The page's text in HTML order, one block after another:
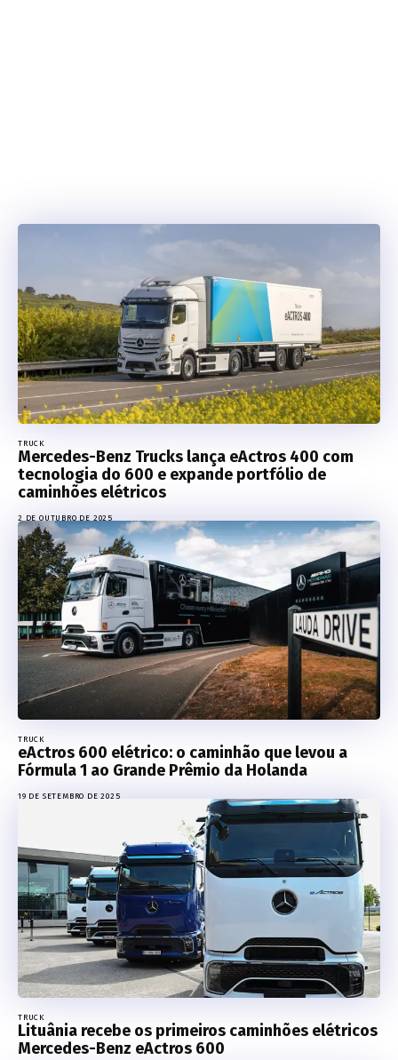
TRUCK
Mercedes-Benz Trucks lança eActros 400 com
tecnologia do 600 e expande portfólio de
caminhões elétricos
2 DE OUTUBRO DE 2025
TRUCK
eActros 600 elétrico: o caminhão que levou a
Fórmula 1 ao Grande Prêmio da Holanda
19 DE SETEMBRO DE 2025
TRUCK
Lituânia recebe os primeiros caminhões elétricos
Mercedes-Benz eActros 600